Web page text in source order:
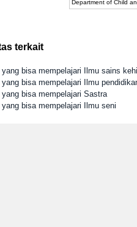
Department of Child
terkait
bisa mempelajari Ilmu sains
bisa mempelajari Ilmu
bisa mempelajari Sastra
bisa mempelajari Ilmu seni